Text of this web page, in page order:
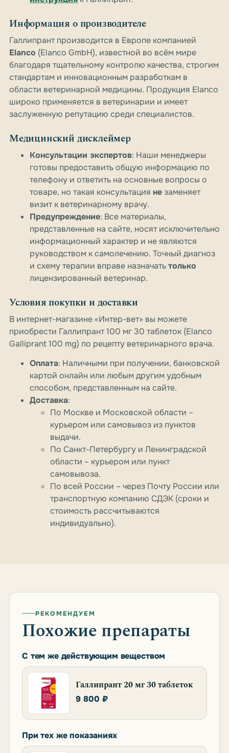
Информация о производителе
Галлипрант производится в Европе компанией
Elanco (Elanco GmbH), известной во всём мире
благодаря тщательному контролю качества, строгим
стандартам и инновационным разработкам в
области ветеринарной медицины. Продукция Elanco
широко применяется в ветеринарии и имеет
заслуженную репутацию среди специалистов.
Медицинский дисклеймер
Консультации экспертов: Наши менеджеры
готовы предоставить общую информацию по
телефону и ответить на основные вопросы о
товаре, но такая консультация незаменяет
визит к ветеринарному врачу.
Предупреждение: Все материалы,
представленные на сайте, носят исключительно
информационный характер и не являются
руководством к самолечению. Точный диагноз
и схему терапии вправе назначатьтолько
лицензированный ветеринар.
Условия покупки и доставки
В интернет-магазине «Интер-вет» вы можете
приобрести Галлипрант 100 мг 30 таблеток (Elanco
Galliprant 100 mg) по рецепту ветеринарного врача.
Оплата: Наличными при получении, банковской
картой онлайн или любым другим удобным
способом, представленным на сайте.
Доставка:
По Москве и Московской области –
курьером или самовывоз из пунктов
выдачи.
По Санкт-Петербургу и Ленинградской
области – курьером или пункт
самовывоза.
По всей России – через Почту России или
транспортную компанию СДЭК (сроки и
стоимость рассчитываются
индивидуально).
РЕКОМЕНДУЕМ
Похожие препараты
С тем же действующим веществом
Галлипрант 20 мг 30 таблеток
9 800 ₽
При тех же показаниях